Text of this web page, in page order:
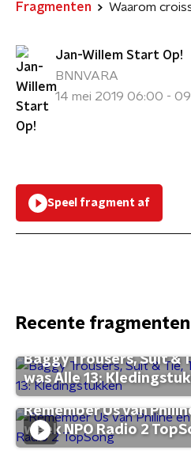
Fragmenten
Jan-Willem Start Op!
BNNVARA
14 mei 2019 06:00 -
Speel fragment af
Recente fragmenten
Baggy Trousers, Suit &
was Alle 13:
Remember Us van
week NPO Radio 2